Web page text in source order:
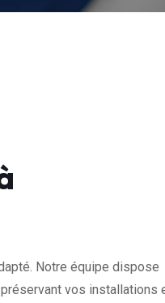
Notre équipe dispose
vos installations